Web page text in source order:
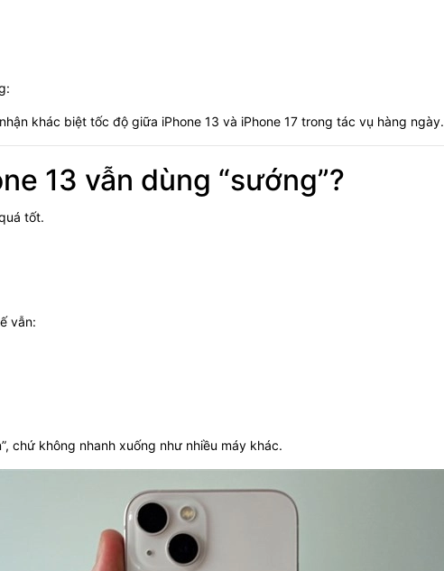
khác biệt tốc độ giữa iPhone 13 và iPhone 17 trong tác vụ hàng ngày.
13 vẫn dùng “sướng”?
tốt.
vẫn:
chứ không nhanh xuống như nhiều máy khác.